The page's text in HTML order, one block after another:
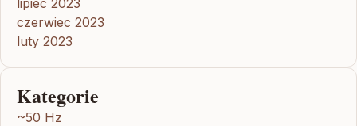
czerwiec 2023
luty 2023
Kategorie
~50 Hz